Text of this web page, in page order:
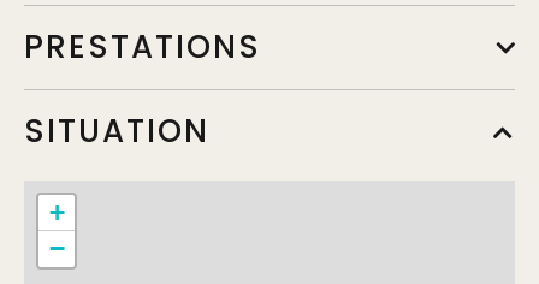
PRESTATIONS
SITUATION
+
−